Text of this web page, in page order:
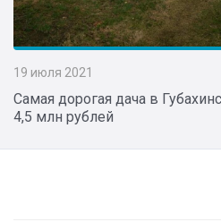
19 июля 2021
Самая дорогая дача в
4,5 млн рублей